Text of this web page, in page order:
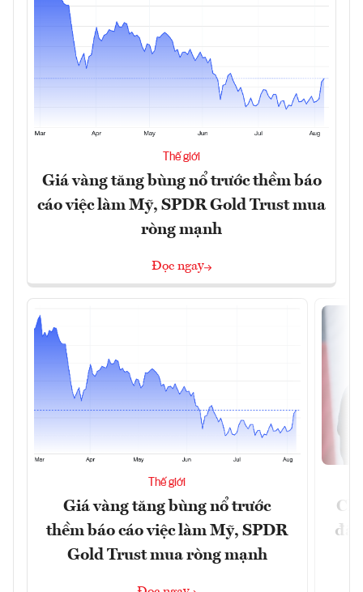
Thế giới
Giá vàng tăng bùng nổ trước thềm báo
cáo việc làm Mỹ, SPDR Gold Trust mua
ròng mạnh
Đọc ngay
Thế giới
Giá vàng tăng bùng nổ trước
thềm báo cáo việc làm Mỹ, SPDR
Gold Trust mua ròng mạnh
đã